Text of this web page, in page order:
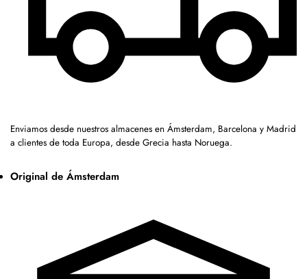
Enviamos desde nuestros almacenes en Ámsterdam, Barcelona y Madrid
a clientes de toda Europa, desde Grecia hasta Noruega.
Original de Ámsterdam